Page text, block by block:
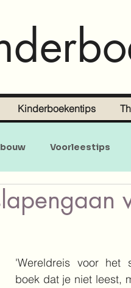
Kinderboekentips
Voorleestips
en zoekboeken
'Wereldreis voor het
boek dat je niet leest,